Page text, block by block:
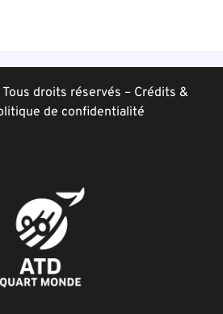
droits réservés – Crédits &
de confidentialité